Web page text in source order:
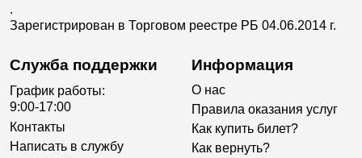
.
Зарегистрирован в Торговом реестре РБ 04.06.2014 г.
Служба поддержки
График работы:
9:00-17:00
Контакты
Написать в службу
Информация
О нас
Правила оказания услуг
Как купить билет?
Как вернуть?